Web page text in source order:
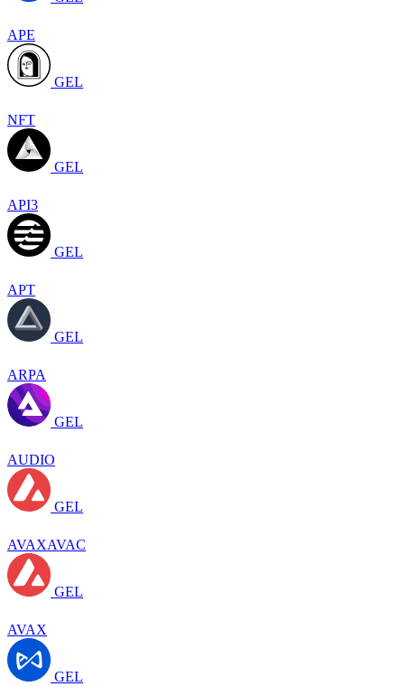
APE
GEL
NFT
GEL
API3
GEL
APT
GEL
ARPA
GEL
AUDIO
GEL
AVAXAVAC
GEL
AVAX
GEL